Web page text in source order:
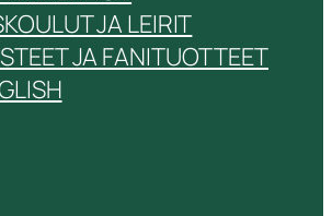
JA LEIRIT
JA FANITUOTTEET